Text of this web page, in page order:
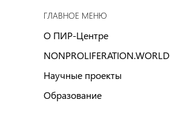
ГЛАВНОЕ МЕНЮ
О ПИР-Центре
NONPROLIFERATION.WORLD
Научные проекты
Образование